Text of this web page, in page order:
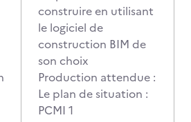
construire en utilisant
le logiciel de
construction BIM de
son choix
Production attendue :
Le plan de situation :
PCMI 1